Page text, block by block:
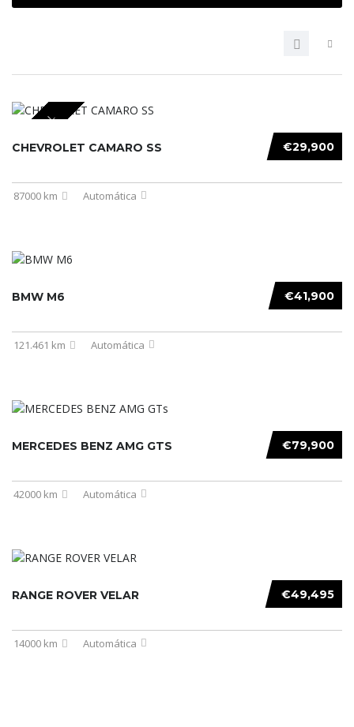
SPECIAL €29,900
CHEVROLET CAMARO SS
87000 km Automática
€41,900
BMW M6
121.461 km Automática
€79,900
MERCEDES BENZ AMG GTS
42000 km Automática
€49,495
RANGE ROVER VELAR
14000 km Automática